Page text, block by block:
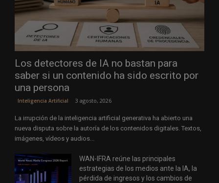
Los detectores de IA no bastan para
saber si un contenido ha sido escrito por
una persona
Inteligencia Artificial 3 agosto, 2026
La irrupción de la inteligencia artificial generativa ha abierto una
nueva disputa sobre la autoría de los contenidos digitales. Textos,
imágenes, vídeos y audios...
WAN-IFRA reúne las principales
estrategias de los medios ante la IA, la
pérdida de ingresos y los cambios de